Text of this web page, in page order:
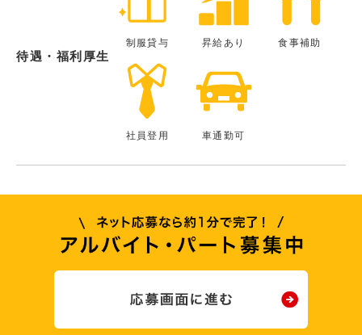
待遇・福利厚生
制服貸与 昇給あり 食事補助
社員登用 車通勤可